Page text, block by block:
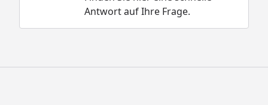
Antwort auf Ihre Frage.